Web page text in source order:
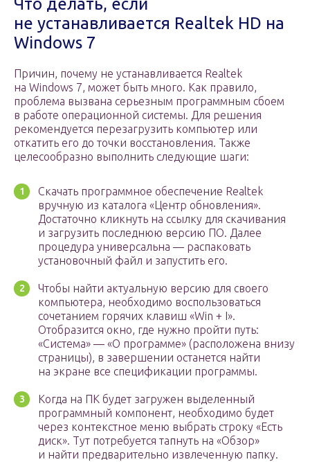
Что делать, если
не устанавливается Realtek HD на
Windows 7
Причин, почему не устанавливается Realtek
на Windows 7, может быть много. Как правило,
проблема вызвана серьезным программным сбоем
в работе операционной системы. Для решения
рекомендуется перезагрузить компьютер или
откатить его до точки восстановления. Также
целесообразно выполнить следующие шаги:
Скачать программное обеспечение Realtek
вручную из каталога «Центр обновления».
Достаточно кликнуть на ссылку для скачивания
и загрузить последнюю версию ПО. Далее
процедура универсальна — распаковать
установочный файл и запустить его.
Чтобы найти актуальную версию для своего
компьютера, необходимо воспользоваться
сочетанием горячих клавиш «Win + I».
Отобразится окно, где нужно пройти путь:
«Система» — «О программе» (расположена внизу
страницы), в завершении останется найти
на экране все спецификации программы.
Когда на ПК будет загружен выделенный
программный компонент, необходимо будет
через контекстное меню выбрать строку «Есть
диск». Тут потребуется тапнуть на «Обзор»
и найти предварительно извлеченную папку.